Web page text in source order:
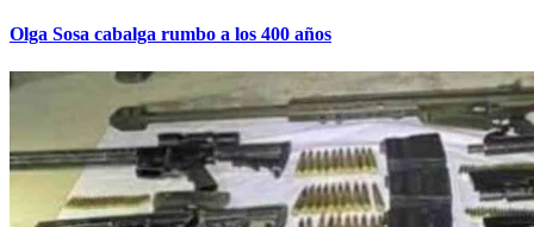
Olga Sosa cabalga rumbo a los 400 años